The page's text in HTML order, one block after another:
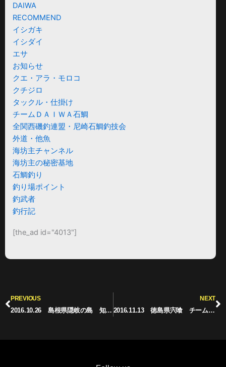
DAIWA
RECOMMEND
イシガキ
イシダイ
エサ
お知らせ
クエ・アラ・モロコ
クチジロ
タックル・仕掛け
チームＤＡＩＷＡ石鯛
全関西磯釣連盟・尼崎石鯛釣技会
外道・他魚
海坊主チャンネル
海坊主の秘密基地
石鯛釣り
釣り場ポイント
釣武者
釣行記
[the_ad id="4013"]
Prev
PREVIOUS
2016.10.26 島根県隠岐の島 知夫里 福友渡船
NEXT
2016.11.13 徳島県宍喰 チームＤＡＩＷＡ石鯛 関西ブロック大会